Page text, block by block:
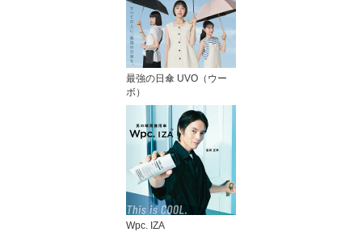
最強の日傘 UVO（ウー
ボ）
Wpc. IZA